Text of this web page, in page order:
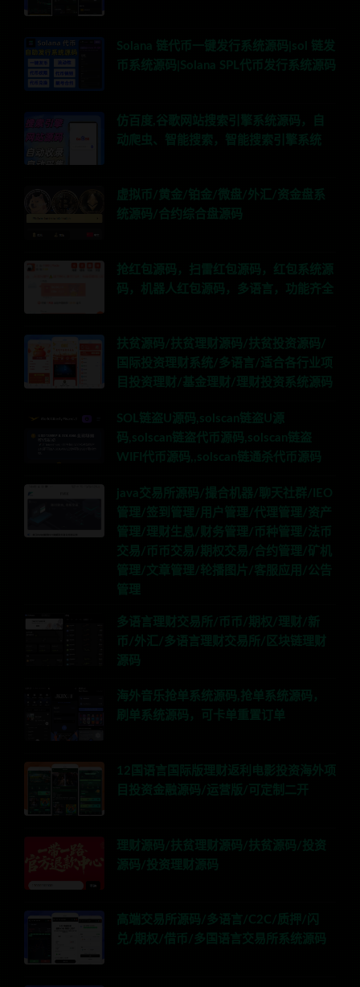
Solana 链代币一键发行系统源码|sol 链发
币系统源码|Solana SPL代币发行系统源码
仿百度,谷歌网站搜索引擎系统源码，自
动爬虫、智能搜索，智能搜索引擎系统
虚拟币/黄金/铂金/微盘/外汇/资金盘系
统源码/合约综合盘源码
抢红包源码，扫雷红包源码，红包系统源
码，机器人红包源码，多语言，功能齐全
扶贫源码/扶贫理财源码/扶贫投资源码/
国际投资理财系统/多语言/适合各行业项
目投资理财/基金理财/理财投资系统源码
SOL链盗U源码,solscan链盗U源
码,solscan链盗代币源码,solscan链盗
WIFI代币源码,,solscan链通杀代币源码
java交易所源码/撮合机器/聊天社群/IEO
管理/签到管理/用户管理/代理管理/资产
管理/理财生息/财务管理/币种管理/法币
交易/币币交易/期权交易/合约管理/矿机
管理/文章管理/轮播图片/客服应用/公告
管理
多语言理财交易所/币币/期权/理财/新
币/外汇/多语言理财交易所/区块链理财
源码
海外音乐抢单系统源码,抢单系统源码，
刷单系统源码，可卡单重置订单
12国语言国际版理财返利电影投资海外项
目投资金融源码/运营版/可定制二开
理财源码/扶贫理财源码/扶贫源码/投资
源码/投资理财源码
高端交易所源码/多语言/C2C/质押/闪
兑/期权/借币/多国语言交易所系统源码